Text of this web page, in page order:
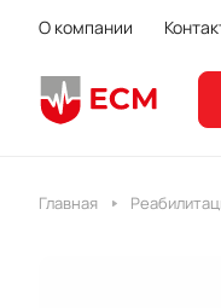
О компании
Главная